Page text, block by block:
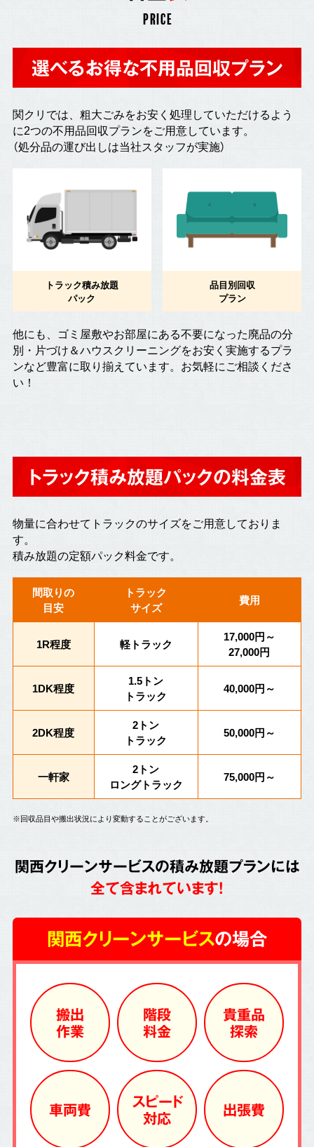
PRICE
選べるお得な不用品回収プラン
関クリでは、粗大ごみをお安く処理していただけるよう
に2つの不用品回収プランをご用意しています。
（処分品の運び出しは当社スタッフが実施）
トラック積み放題
パック
品目別回収
プラン
他にも、ゴミ屋敷やお部屋にある不要になった廃品の分
別・片づけ＆ハウスクリーニングをお安く実施するプラ
ンなど豊富に取り揃えています。お気軽にご相談くださ
い！
トラック積み放題パックの料金表
物量に合わせてトラックのサイズをご用意しておりま
す。
積み放題の定額パック料金です。
間取りの
目安
トラック
サイズ
費用
1R程度 軽トラック
17,000円～
27,000円
1DK程度
1.5トン
トラック
40,000円～
2DK程度
2トン
トラック
50,000円～
一軒家
2トン
ロングトラック
75,000円～
※回収品目や搬出状況により変動することがございます。
関西クリーンサービスの積み放題プランには
全て含まれています!
関西クリーンサービスの場合
搬出
作業
階段
料金
貴重品
探索
車両費
スピード
対応
出張費